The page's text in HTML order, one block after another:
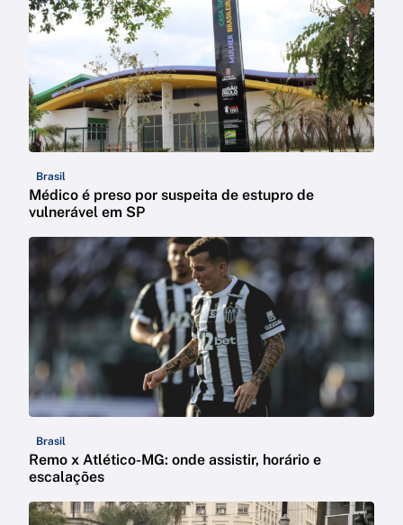
Brasil
Médico é preso por suspeita de estupro de
vulnerável em SP
Brasil
Remo x Atlético-MG: onde assistir, horário e
escalações